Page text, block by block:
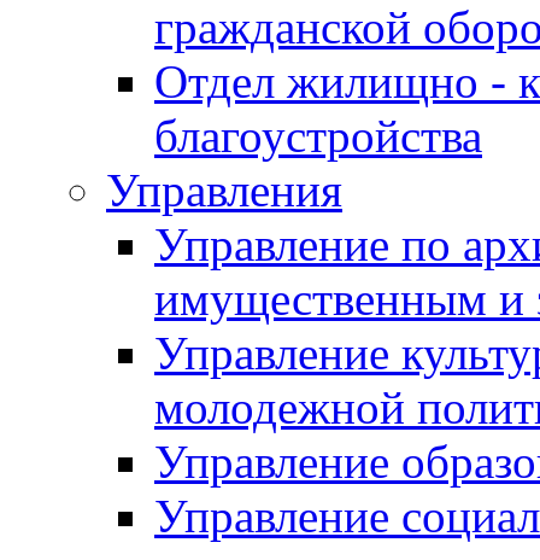
гражданской
Отдел жилищно -
благоустройства
Управления
Управление по
имущественным и
Управление
молодежной
Управление
Управление